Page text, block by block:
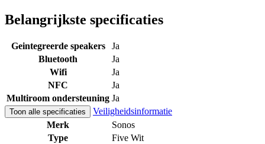
Belangrijkste specificaties
Geintegreerde speakers
Ja
Bluetooth
Ja
Wifi
Ja
NFC
Ja
Multiroom ondersteuning Ja
Toon alle specificaties
Veiligheidsinformatie
Merk
Sonos
Type
Five Wit